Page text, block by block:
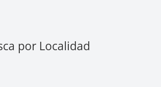
por Localidad